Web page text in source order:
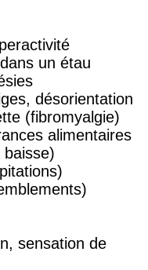
un étau
désorientation
(fibromyalgie)
alimentaires
baisse)
sensation de